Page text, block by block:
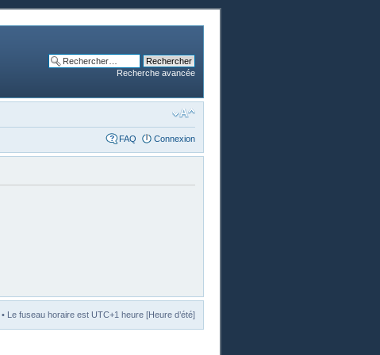
Recherche avancée
FAQ Connexion
• Le fuseau horaire est UTC+1 heure [Heure d’été]